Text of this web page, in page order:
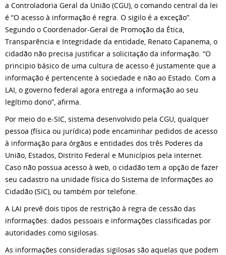
a Controladoria Geral da União (CGU), o comando central da lei
é “O acesso à informação é regra. O sigilo é a exceção”.
Segundo o Coordenador-Geral de Promoção da Ética,
Transparência e Integridade da entidade, Renato Capanema, o
cidadão não precisa justificar a solicitação da informação. “O
principio básico de uma cultura de acesso é justamente que a
informação é pertencente à sociedade e não ao Estado. Com a
LAI, o governo federal agora entrega a informação ao seu
legítimo dono”, afirma.
Por meio do e-SIC, sistema desenvolvido pela CGU, qualquer
pessoa (física ou jurídica) pode encaminhar pedidos de acesso
à informação para órgãos e entidades dos três Poderes da
União, Estados, Distrito Federal e Municípios pela internet.
Caso não possua acesso à web, o cidadão tem a opção de fazer
seu cadastro na unidade física do Sistema de Informações ao
Cidadão (SIC), ou também por telefone.
A LAI prevê dois tipos de restrição à regra de cessão das
informações: dados pessoais e informações classificadas por
autoridades como sigilosas.
As informações consideradas sigilosas são aquelas que podem